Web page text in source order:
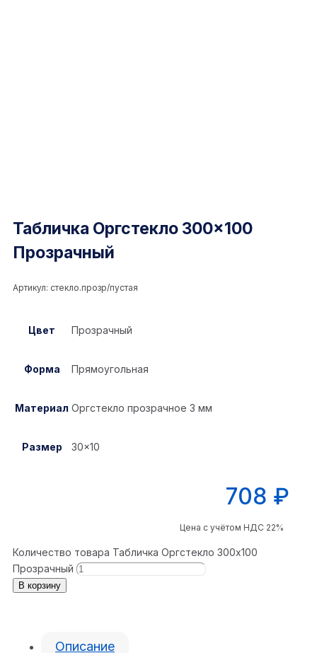
Табличка Оргстекло 300×100
Прозрачный
Артикул: стекло.прозр/пустая
Цвет Прозрачный
Форма Прямоугольная
Материал Оргстекло прозрачное 3 мм
Размер 30×10
708 ₽
Цена с учётом НДС 22%
Количество товара Табличка Оргстекло 300x100
Прозрачный
В корзину
Описание